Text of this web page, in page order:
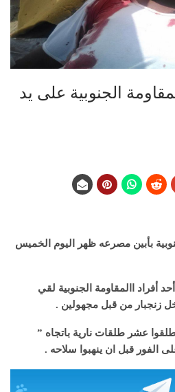
الجنوبية على يد
بأبين مصرعه ظهر اليوم الخميس
أفراد االمقاومة الجنوبية لقي
زنجبار من قبل مجهولين .
عشر طلقات نارية باتجاه ”
الفور قبل ان ينهبوا سلاحه .